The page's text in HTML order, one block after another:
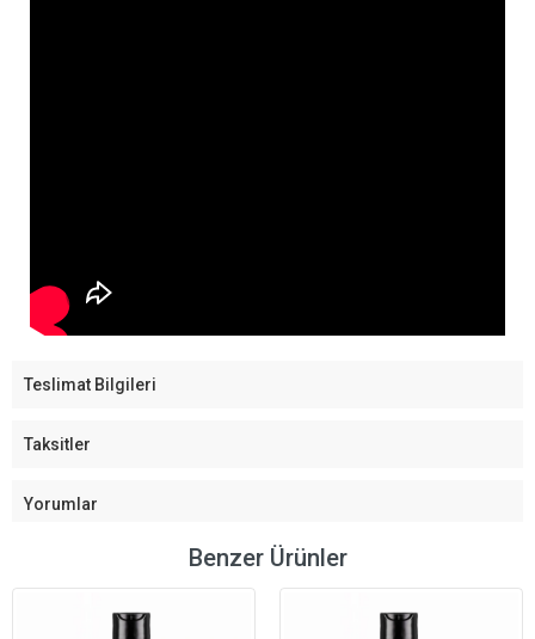
Teslimat Bilgileri
Taksitler
Yorumlar
Benzer Ürünler